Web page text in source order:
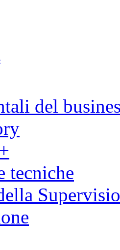
del
tecniche